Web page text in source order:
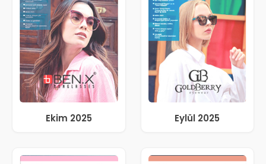
Ekim 2025 Eylül 2025